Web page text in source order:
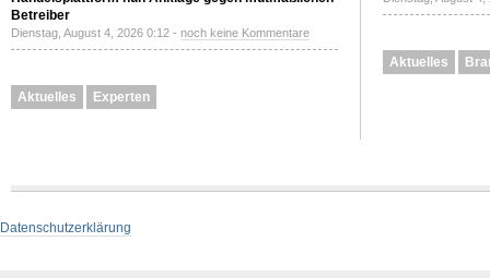
Betreiber
Dienstag, August 4, 2026 0:12 - noch keine Kommentare
Aktuelles Experten
Aktuelles
Datenschutzerklärung